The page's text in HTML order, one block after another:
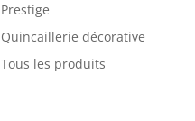
Prestige
Quincaillerie décorative
Tous les produits